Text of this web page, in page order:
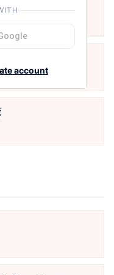
account